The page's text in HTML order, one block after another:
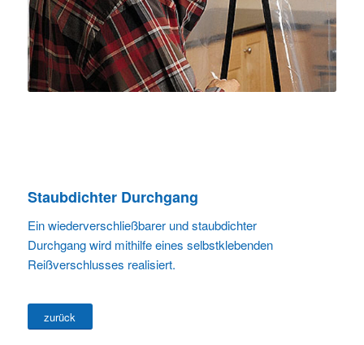
Staubdichter Durchgang
Ein wiederverschließbarer und staubdichter
Durchgang wird mithilfe eines selbstklebenden
Reißverschlusses realisiert.
zurück